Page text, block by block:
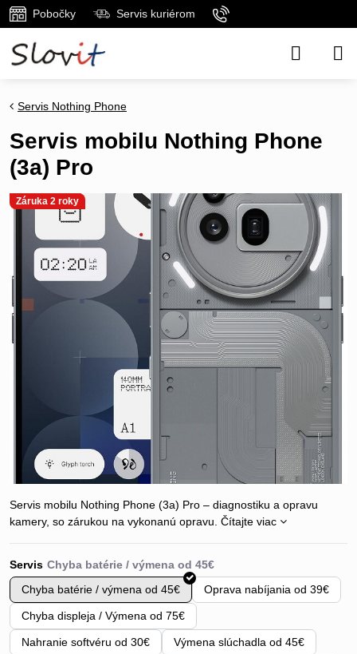
Pobočky Servis kuriérom
Záruka 2 roky
Servis Nothing Phone
Servis mobilu Nothing Phone
(3a) Pro
Servis mobilu Nothing Phone (3a) Pro – diagnostiku a opravu
kamery, so zárukou na vykonanú opravu. Čítajte viac
Servis
Chyba batérie / výmena od 45€
Oprava nabíjania od 39€
Chyba displeja / Výmena od 75€
Nahranie softvéru od 30€ Výmena slúchadla od 45€